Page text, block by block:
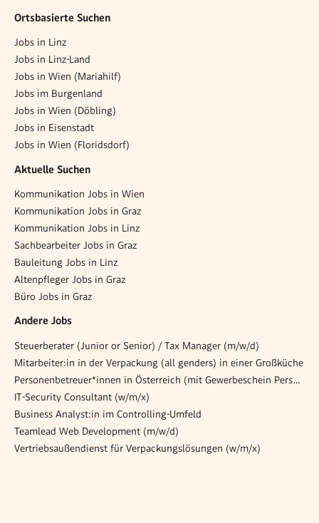
Ortsbasierte Suchen
Jobs in Linz
Jobs in Linz-Land
Jobs in Wien (Mariahilf)
Jobs im Burgenland
Jobs in Wien (Döbling)
Jobs in Eisenstadt
Jobs in Wien (Floridsdorf)
Aktuelle Suchen
Kommunikation Jobs in Wien
Kommunikation Jobs in Graz
Kommunikation Jobs in Linz
Sachbearbeiter Jobs in Graz
Bauleitung Jobs in Linz
Altenpfleger Jobs in Graz
Büro Jobs in Graz
Andere Jobs
Steuerberater (Junior or Senior) / Tax Manager (m/w/d)
Mitarbeiter:in in der Verpackung (all genders) in einer Großküche
Personenbetreuer*innen in Österreich (mit Gewerbeschein Personenbetreuung)
IT-Security Consultant (w/m/x)
Business Analyst:in im Controlling-Umfeld
Teamlead Web Development (m/w/d)
Vertriebsaußendienst für Verpackungslösungen (w/m/x)